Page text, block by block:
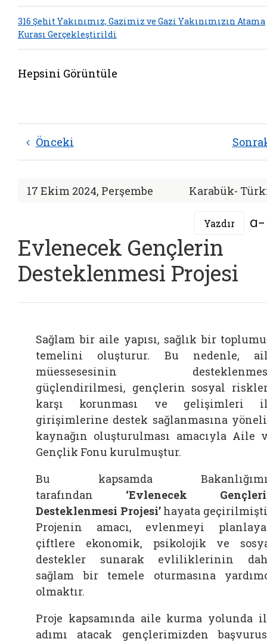
316 Şehit Yakınımız, Gazimiz ve Gazi Yakınımızın Atama
Kurası Gerçekleştirildi
Hepsini Görüntüle
Önceki
17 Ekim 2024, Perşembe Karabük-
Yazdır
Evlenecek Gençlerin
Desteklenmesi Projesi
Sağlam bir aile yapısı, sağlık bir
temelini oluşturur. Bu nedenle,
müessesesinin
güçlendirilmesi, gençlerin sosyal
karşı korunması ve gelişimleri
girişimlerine destek sağlanmasına
kaynağın oluşturulması amacıyla Aile
Gençlik Fonu kurulmuştur.
Bu kapsamda
tarafından ‘Evlenecek
Desteklenmesi Projesi’hayata
Projenin amacı, evlenmeyi
çiftlere ekonomik, psikolojik ve
destekler sunarak evliliklerinin
sağlam bir temele oturmasına
olmaktır.
Proje kapsamında aile kurma yolunda
adımı atacak gençlerimizden